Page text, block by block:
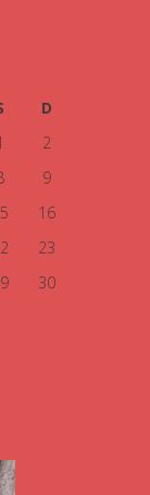
D
2
9
16
23
30